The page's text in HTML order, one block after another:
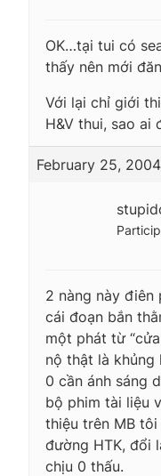
OK…tại tui có
thấy nên mới
Với lại chỉ giới
H&V thui, sao ai
February 25,
2 nàng này điên
cái đoạn bắn
một phát từ
nộ thật là khủng
0 cần ánh sáng
bộ phim tài liệu
thiệu trên MB
đường HTK, đổi
chịu 0 thấu.